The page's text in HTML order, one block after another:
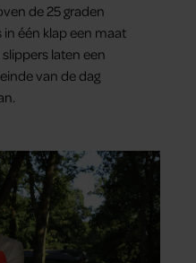
de 25 graden
één klap een maat
laten een
van de dag